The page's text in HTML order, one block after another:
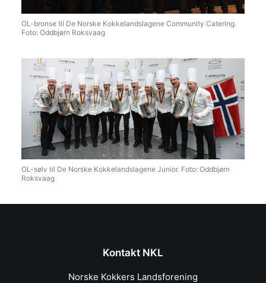
OL-bronse til De Norske Kokkelandslagene Community Catering.
Foto: Oddbjørn Roksvaag
OL-sølv til De Norske Kokkelandslagene Junior. Foto: Oddbjørn
Roksvaag
Kontakt NKL
Norske Kokkers Landsforening